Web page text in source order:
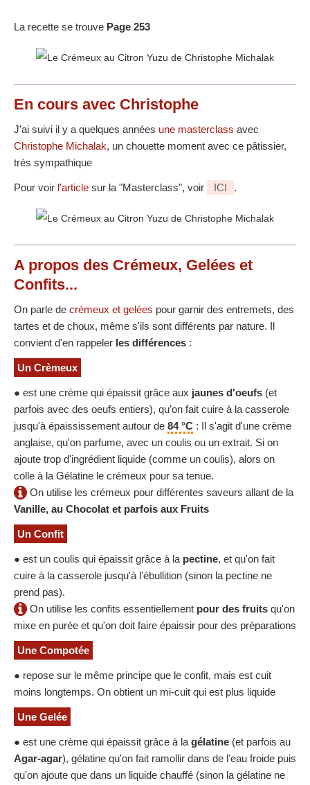
La recette se trouve Page 253
En cours avec Christophe
J'ai suivi il y a quelques années une masterclass avec
Christophe Michalak, un chouette moment avec ce pâtissier,
très sympathique
Pour voir l'article sur la "Masterclass", voir ICI .
A propos des Crémeux, Gelées et
Confits...
On parle de crémeux et gelées pour garnir des entremets, des
tartes et de choux, même s'ils sont différents par nature. Il
convient d'en rappeler les différences :
Un Crèmeux
● est une crème qui épaissit grâce aux jaunes d'oeufs (et
parfois avec des oeufs entiers), qu'on fait cuire à la casserole
jusqu'à épaississement autour de 84 °C : Il s'agit d'une crème
anglaise, qu'on parfume, avec un coulis ou un extrait. Si on
ajoute trop d'ingrédient liquide (comme un coulis), alors on
colle à la Gélatine le crémeux pour sa tenue.
On utilise les crémeux pour différentes saveurs allant de la
Vanille, au Chocolat et parfois aux Fruits
Un Confit
● est un coulis qui épaissit grâce à la pectine, et qu'on fait
cuire à la casserole jusqu'à l'ébullition (sinon la pectine ne
prend pas).
On utilise les confits essentiellement pour des fruits qu'on
mixe en purée et qu'on doit faire épaissir pour des préparations
Une Compotée
● repose sur le même principe que le confit, mais est cuit
moins longtemps. On obtient un mi-cuit qui est plus liquide
Une Gelée
● est une crème qui épaissit grâce à la gélatine (et parfois au
Agar-agar), gélatine qu'on fait ramollir dans de l'eau froide puis
qu'on ajoute que dans un liquide chauffé (sinon la gélatine ne